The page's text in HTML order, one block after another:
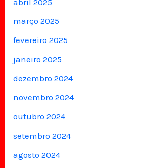
março 2025
fevereiro 2025
janeiro 2025
dezembro 2024
novembro 2024
outubro 2024
setembro 2024
agosto 2024